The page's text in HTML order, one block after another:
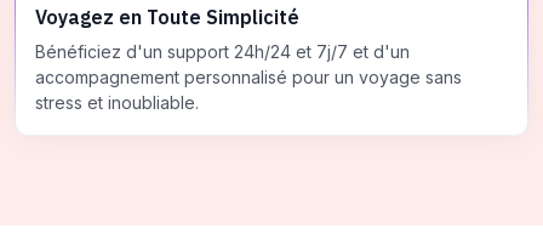
Voyagez en Toute Simplicité
Bénéficiez d'un support 24h/24 et 7j/7 et d'un
accompagnement personnalisé pour un voyage sans
stress et inoubliable.